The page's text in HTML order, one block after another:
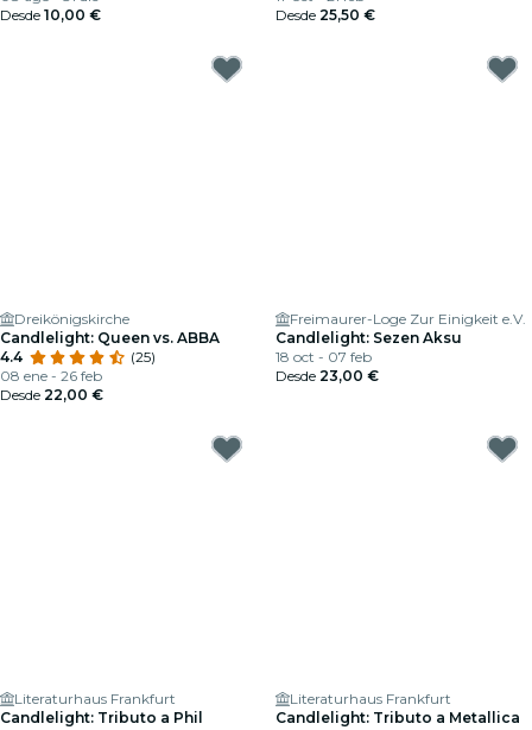
Desde 10,00 €
Desde 25,50 €
Dreikönigskirche
Candlelight: Queen vs. ABBA
4.4
(25)
08 ene - 26 feb
Desde 22,00 €
Freimaurer-Loge Zur Einigkeit e.V.
Candlelight: Sezen Aksu
18 oct - 07 feb
Desde 23,00 €
Literaturhaus Frankfurt
Candlelight: Tributo a Phil
Literaturhaus Frankfurt
Candlelight: Tributo a Metallica